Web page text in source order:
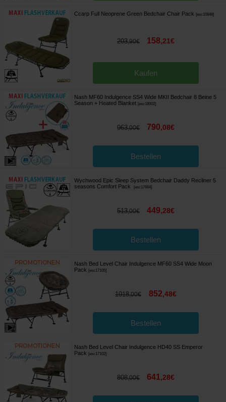
Ccarp Full Neoprene Green Bedchair Chair Pack [esc10848]
203,90€ 158,21€
Kaufen
Nash MF60 Indulgence SS4 Wide MKII Bedchair 8 Beine 5
Season + Heated Blanket [esc18002]
963,00€ 790,08€
Bestellen
Wychwood Epic Sleep System Bedchair Daddy Recliner 5
seasons Comfort Pack
[esc17664]
513,00€ 449,28€
Bestellen
Nash Bed Level Chair Indulgence MF60 SS4 Wide Moon
Pack [esc17105]
1018,00€ 852,48€
Bestellen
Nash Bed Level Chair Indulgence HD40 SS Emperor
Pack [esc17102]
808,00€ 641,28€